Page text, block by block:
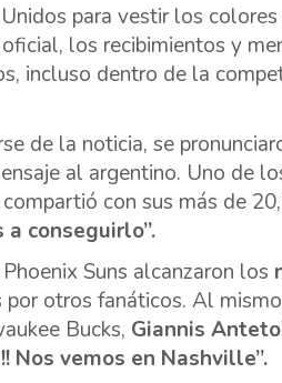
para vestir los
los recibimientos y
incluso dentro de la
de la noticia, se
al argentino. Uno de
con sus más de
a conseguirlo”.
Suns alcanzaron los
otros fanáticos. Al
Bucks, Giannis
Nos vemos en Nashville”.